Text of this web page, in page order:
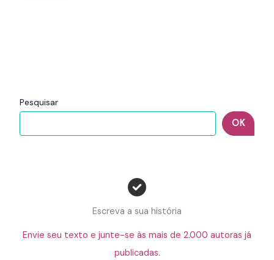
Pesquisar
OK
Escreva a sua história
Envie seu texto e junte-se às mais de 2.000 autoras já
publicadas.